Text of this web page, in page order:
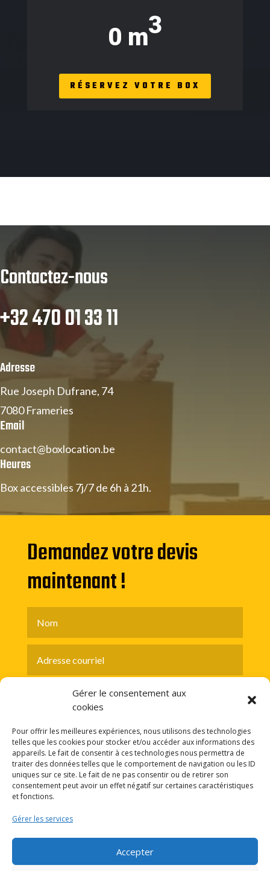
Gérer le consentement aux
cookies
Pour offrir les meilleures expériences, nous utilisons des technologies
telles que les cookies pour stocker et/ou accéder aux informations des
appareils. Le fait de consentir à ces technologies nous permettra de
traiter des données telles que le comportement de navigation ou les ID
uniques sur ce site. Le fait de ne pas consentir ou de retirer son
consentement peut avoir un effet négatif sur certaines caractéristiques
et fonctions.
Gérer les services
Accepter
0 m3
RÉSERVEZ VOTRE BOX
Contactez-nous
+32 470 01 33 11
Adresse
Rue Joseph Dufrane, 74
7080 Frameries
Email
contact@boxlocation.be
Heures
Box accessibles 7j/7 de 6h à 21h.
Demandez votre devis
maintenant !
ENVOYER
Accueil Contact Politique de cookies (UE)